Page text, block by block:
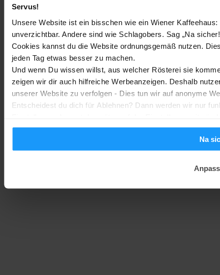
Servus!
Unsere Website ist ein bisschen wie ein Wiener
unverzichtbar. Andere sind wie Schlagobers. Sag „Na
Cookies kannst du die Website ordnungsgemäß nutzen.
jeden Tag etwas besser zu machen.
Und wenn Du wissen willst, aus welcher Rösterei sie
zeigen wir dir auch hilfreiche Werbeanzeigen. Deshalb
unserer Website zu verfolgen - Dies tun wir auf anonyme
Entscheidest du dich für Ablehnen? Dann werden wir nur
Na
Sony WH-CH730N geleakt: Alles zu Sonys neuen Budget-
Trends & Technologien Marc - 2. August 2026
Homematic IP Kamera: Die neue Kamerafamilie im Überblick
MEHR LADEN